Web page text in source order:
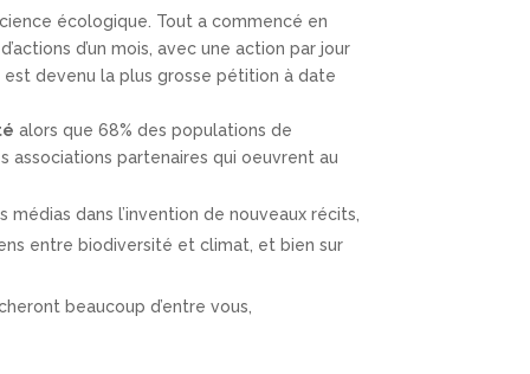
écologique. Tout a commencé en
d’un mois, avec une action par jour
est devenu la plus grosse pétition à date
alors que 68% des populations de
associations partenaires qui oeuvrent au
médias dans l’invention de nouveaux récits,
entre biodiversité et climat, et bien sur
beaucoup d’entre vous,